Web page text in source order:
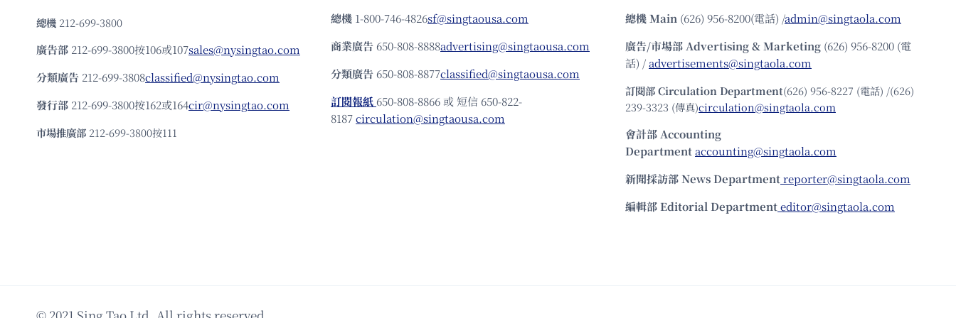
總機 212-699-3800
廣告部 212-699-3800按106或107sales@nysingtao.com
分類廣告 212-699-3808classified@nysingtao.com
發⾏部 212-699-3800按162或164cir@nysingtao.com
市場推廣部 212-699-3800按111
總機 1-800-746-4826sf@singtaousa.com
商業廣告 650-808-8888advertising@singtaousa.com
分類廣告 650-808-8877classified@singtaousa.com
訂閱報紙 650-808-8866 或 短信 650-822-
8187circulation@singtaousa.com
總機Main (626) 956-8200(電話) /admin@singtaola.com
廣告/市場部Advertising & Marketing (626) 956-8200 (電
話) /advertisements@singtaola.com
訂閱部 Circulation Department(626) 956-8227 (電話) /(626)
239-3323 (傳真)circulation@singtaola.com
會計部 Accounting
Departmentaccounting@singtaola.com
新聞採訪部 News Departmentreporter@singtaola.com
編輯部 Editorial Departmenteditor@singtaola.com